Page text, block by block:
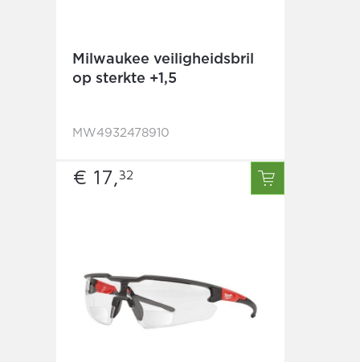
Milwaukee veiligheidsbril
op sterkte +1,5
MW4932478910
€ 17, 32